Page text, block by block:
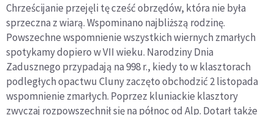
Chrześcijanie przejęli tę cześć obrzędów, która nie była
sprzeczna z wiarą. Wspominano najbliższą rodzinę.
Powszechne wspomnienie wszystkich wiernych zmarłych
spotykamy dopiero w VII wieku. Narodziny Dnia
Zadusznego przypadają na 998 r., kiedy to w klasztorach
podległych opactwu Cluny zaczęto obchodzić 2 listopada
wspomnienie zmarłych. Poprzez kluniackie klasztory
zwyczaj rozpowszechnił się na północ od Alp. Dotarł także